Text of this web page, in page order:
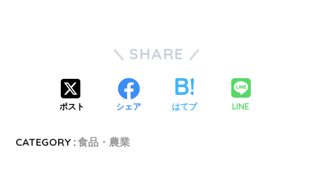
SHARE
ポスト シェア はてブ LINE
CATEGORY :食品・農業